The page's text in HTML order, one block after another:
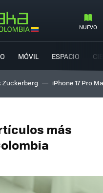
NUEVO
MÓVIL ESPACIO
Zuckerberg iPhone 17 Pro
más